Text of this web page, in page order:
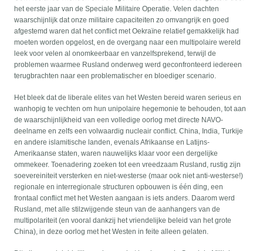
het eerste jaar van de Speciale Militaire Operatie. Velen dachten
waarschijnlijk dat onze militaire capaciteiten zo omvangrijk en goed
afgestemd waren dat het conflict met Oekraïne relatief gemakkelijk had
moeten worden opgelost, en de overgang naar een multipolaire wereld
leek voor velen al onomkeerbaar en vanzelfsprekend, terwijl de
problemen waarmee Rusland onderweg werd geconfronteerd iedereen
terugbrachten naar een problematischer en bloediger scenario.
Het bleek dat de liberale elites van het Westen bereid waren serieus en
wanhopig te vechten om hun unipolaire hegemonie te behouden, tot aan
de waarschijnlijkheid van een volledige oorlog met directe NAVO-
deelname en zelfs een volwaardig nucleair conflict. China, India, Turkije
en andere islamitische landen, evenals Afrikaanse en Latijns-
Amerikaanse staten, waren nauwelijks klaar voor een dergelijke
ommekeer. Toenadering zoeken tot een vreedzaam Rusland, rustig zijn
soevereiniteit versterken en niet-westerse (maar ook niet anti-westerse!)
regionale en interregionale structuren opbouwen is één ding, een
frontaal conflict met het Westen aangaan is iets anders. Daarom werd
Rusland, met alle stilzwijgende steun van de aanhangers van de
multipolariteit (en vooral dankzij het vriendelijke beleid van het grote
China), in deze oorlog met het Westen in feite alleen gelaten.